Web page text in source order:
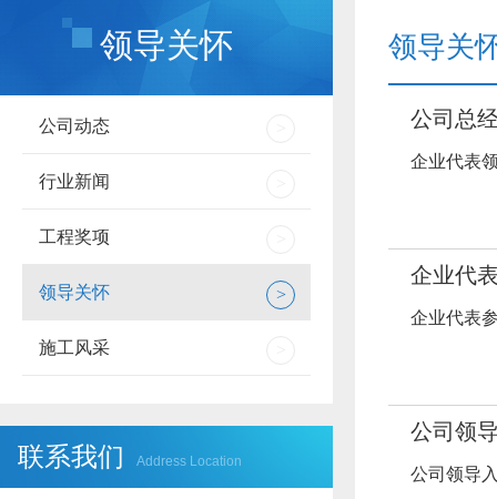
领导关怀
公司动态
行业新闻
工程奖项
领导关怀 >
施工风采
联系我们 Address Location
领导关
公司总
企业代表
企业代
企业代表
公司领
公司领导